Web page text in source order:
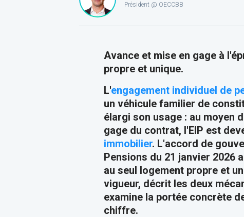
Président @ OECCBB
Avance et mise en gage à
propre et unique.
L'engagement individuel de
un véhicule familier de
élargi son usage : au moyen
gage du contrat, l'EIP est
immobilier. L'accord de
Pensions du 21 janvier 2026
au seul logement propre et
vigueur, décrit les deux
examine la portée concrète
chiffre.